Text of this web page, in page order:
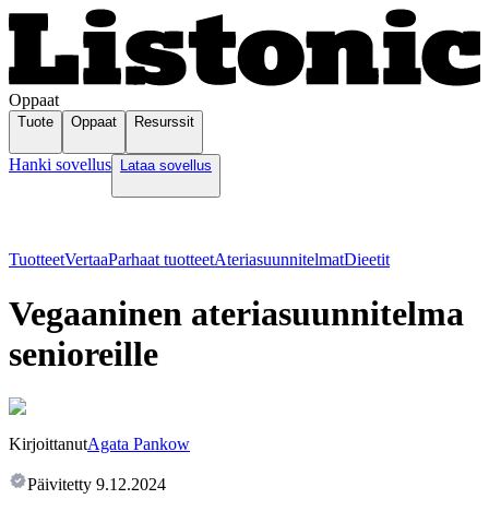
Oppaat
Tuote Oppaat Resurssit
Hanki sovellus Lataa sovellus
TuotteetVertaaParhaat tuotteetAteriasuunnitelmatDieetit
Vegaaninen ateriasuunnitelma
senioreille
KirjoittanutAgata Pankow
Päivitetty 9.12.2024